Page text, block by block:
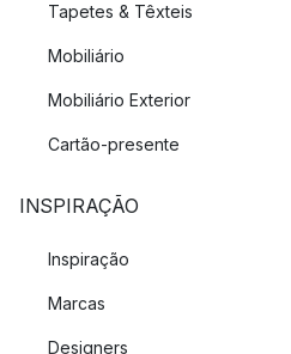
Tapetes & Têxteis
Mobiliário
Mobiliário Exterior
Cartão-presente
INSPIRAÇÃO
Inspiração
Marcas
Designers